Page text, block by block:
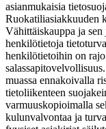
asianmukaisia
Ruokatiliasiakkuuden
Vähittäiskauppa ja
henkilötietoja
henkilötietoihin on
salassapitovelvollisuus.
muassa ennakoivalla
tietoliikenteen
varmuuskopioimalla
kulunvalvontaa ja